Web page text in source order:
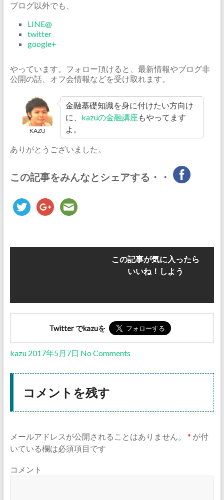
ブログ以外でも、
LINE@
twitter
google+
やっています。フォロー頂けると、最新情報やブログ非
公開の話、オフ会情報などを受け取れます。
KAZU
金融基礎知識を身に付けたい方向け
に、 kazuの金融講座 もやってます
よ。
ありがとうございました。
この記事をみんなとシェアする・・
この記事が気に入ったら
いいね！しよう
Twitter でkazuを
kazu 2017年5月7日 No Comments
コメントを残す
メールアドレスが公開されることはありません。 * が付
いている欄は必須項目です
コメント